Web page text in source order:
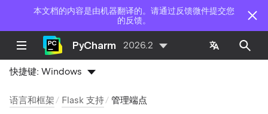
本文档的内容是由机器翻译的。请通过反馈微件提交您
的反馈。
PyCharm 2026.2
快捷键:Windows
语言和框架 Flask 支持 管理端点